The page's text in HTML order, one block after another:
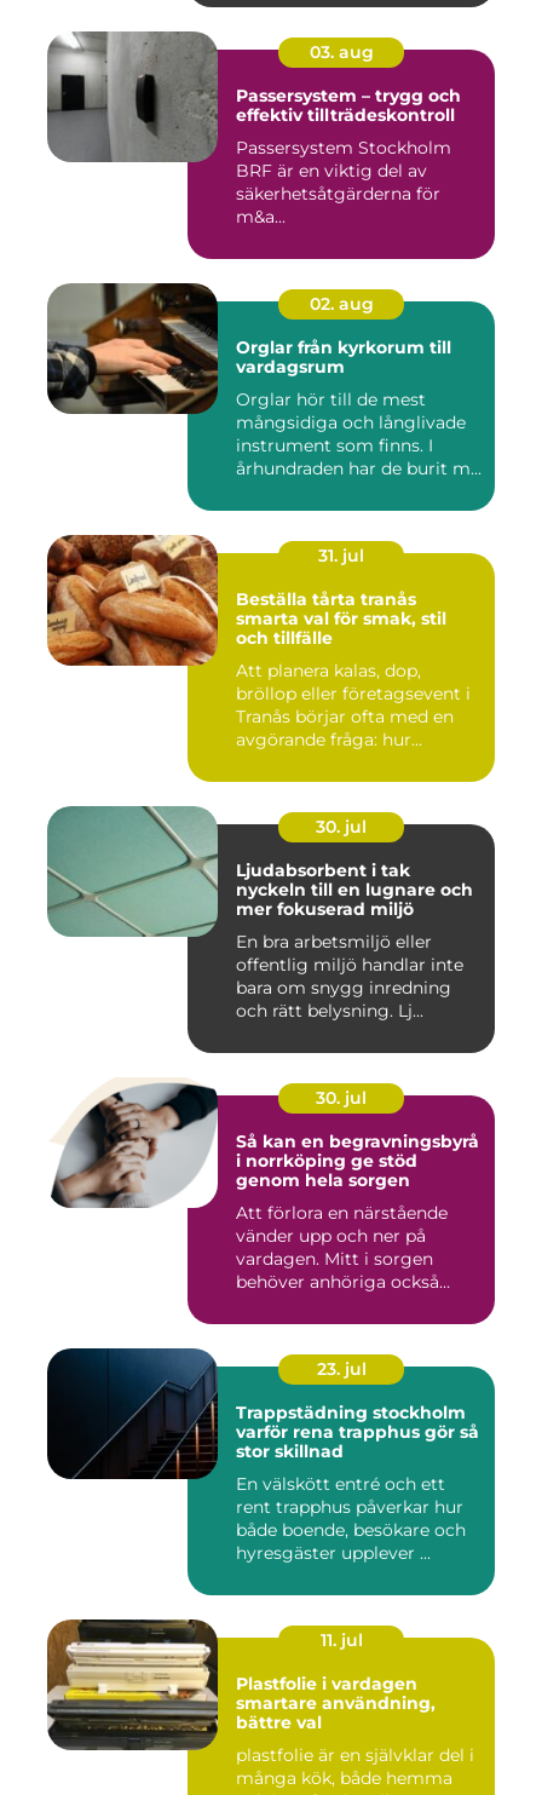
03. aug
Passersystem – trygg och
effektiv tillträdeskontroll
Passersystem Stockholm
BRF är en viktig del av
säkerhetsåtgärderna för
m&a...
02. aug
Orglar från kyrkorum till
vardagsrum
Orglar hör till de mest
mångsidiga och långlivade
instrument som finns. I
århundraden har de burit m...
31. jul
Beställa tårta tranås
smarta val för smak, stil
och tillfälle
Att planera kalas, dop,
bröllop eller företagsevent i
Tranås börjar ofta med en
avgörande fråga: hur...
30. jul
Ljudabsorbent i tak
nyckeln till en lugnare och
mer fokuserad miljö
En bra arbetsmiljö eller
offentlig miljö handlar inte
bara om snygg inredning
och rätt belysning. Lj...
30. jul
Så kan en begravningsbyrå
i norrköping ge stöd
genom hela sorgen
Att förlora en närstående
vänder upp och ner på
vardagen. Mitt i sorgen
behöver anhöriga också
23. jul
Trappstädning stockholm
varför rena trapphus gör så
stor skillnad
En välskött entré och ett
rent trapphus påverkar hur
både boende, besökare och
hyresgäster upplever ...
11. jul
Plastfolie i vardagen
smartare användning,
bättre val
plastfolie är en självklar del i
många kök, både hemma